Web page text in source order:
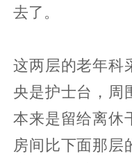
去了。
这两层的老年科
央是护士台，周
本来是留给离休
房间比下面那层